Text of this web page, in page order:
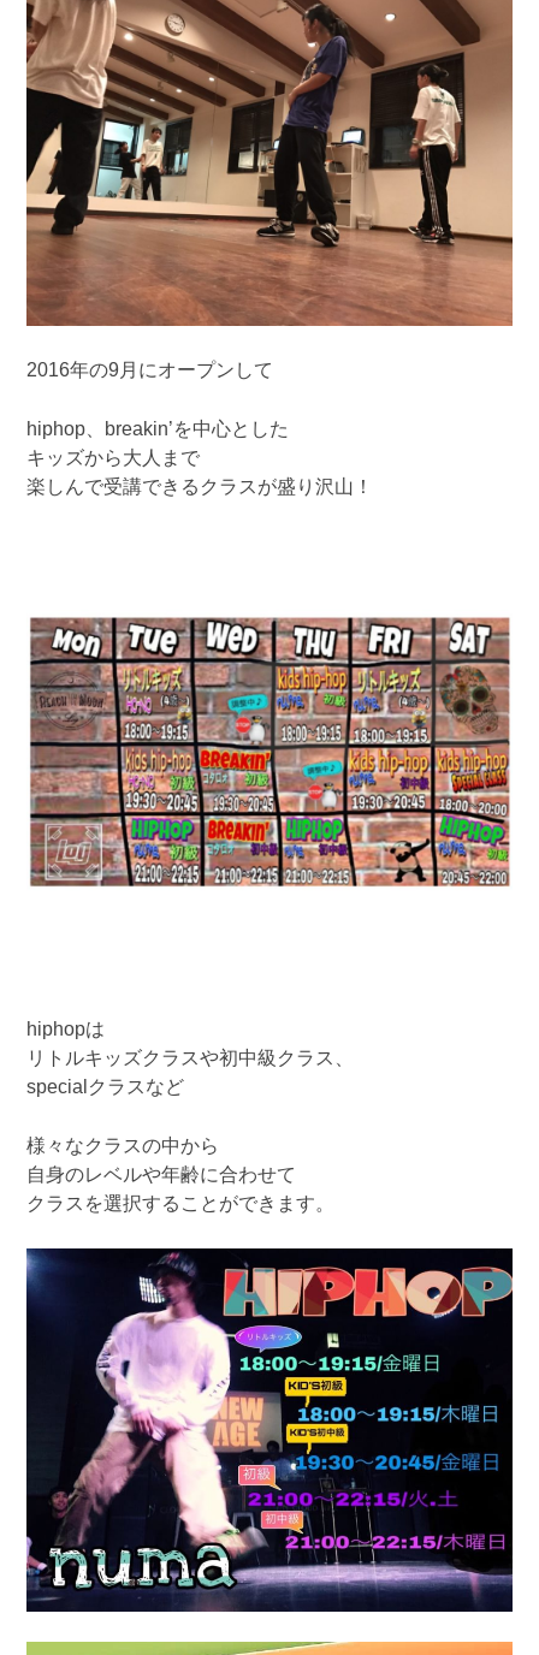
2016年の9月にオープンして
hiphop、breakin’を中心とした
キッズから大人まで
楽しんで受講できるクラスが盛り沢山！
hiphopは
リトルキッズクラスや初中級クラス、
specialクラスなど
様々なクラスの中から
自身のレベルや年齢に合わせて
クラスを選択することができます。